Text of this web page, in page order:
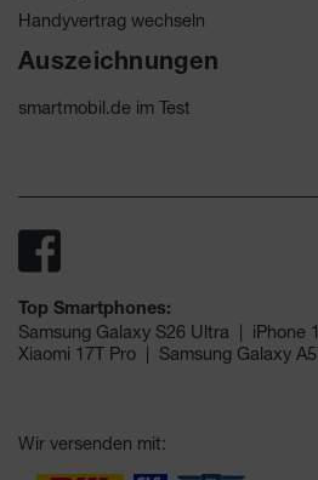
Handyvertrag wechseln
Auszeichnungen
smartmobil.de im Test
Top Smartphones:
Samsung Galaxy S26 Ultra iPhone
Xiaomi 17T Pro
Samsung Galaxy
Wir versenden mit: